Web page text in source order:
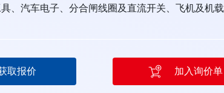
、汽车电子、分合闸线圈及直流开关、飞机及机载
取报价 加入询价单